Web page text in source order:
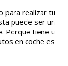
para realizar tu
puede ser un
Porque tiene u
en coche es